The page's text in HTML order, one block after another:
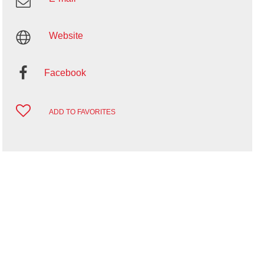
Website
Facebook
ADD TO FAVORITES